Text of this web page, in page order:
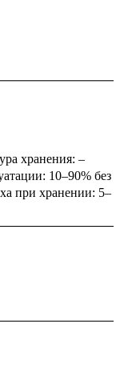
хранения: –
10–90% без
при хранении: 5–